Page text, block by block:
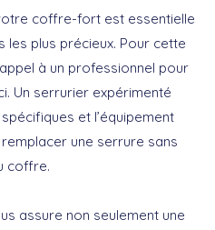
coffre-fort est essentielle
les plus précieux. Pour cette
à un professionnel pour
Un serrurier expérimenté
et l’équipement
une serrure sans
coffre.
assure non seulement une